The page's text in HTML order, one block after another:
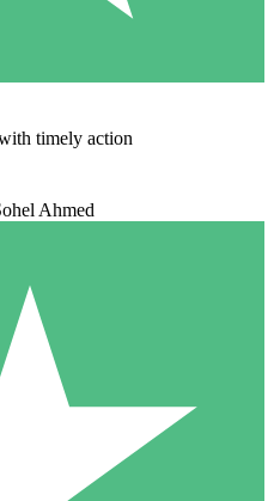
timely action
Ahmed